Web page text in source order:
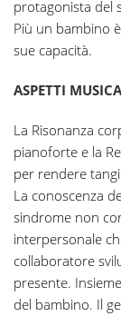
protagonista del
Più un bambino
sue capacità.
ASPETTI
La Risonanza
pianoforte e la
per rendere
La conoscenza
sindrome non
interpersonale
collaboratore
presente.
del bambino. Il